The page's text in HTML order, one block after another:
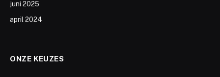
juni 2025
april 2024
ONZE KEUZES